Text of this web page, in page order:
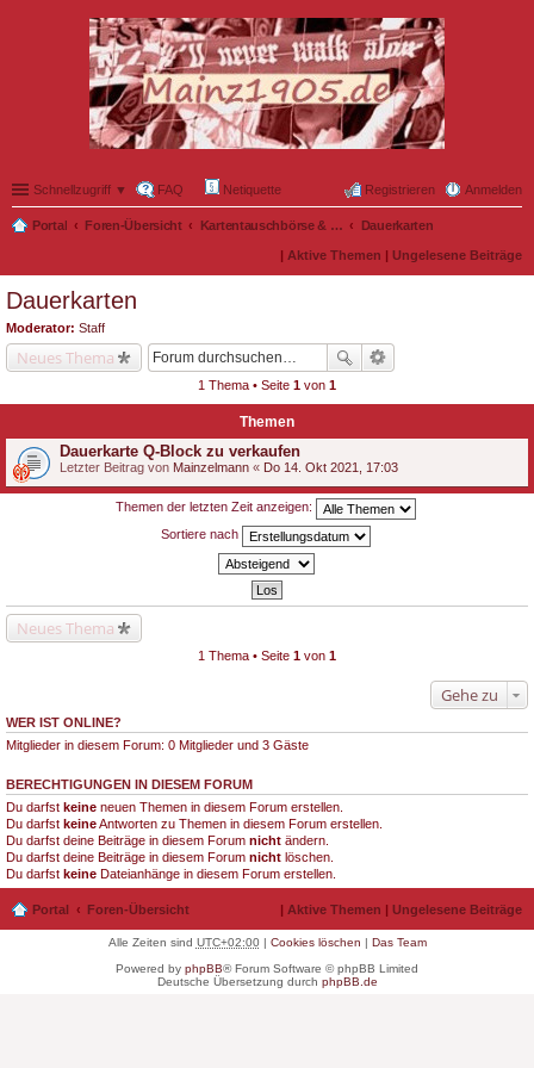
Schnellzugriff ▼ FAQ Netiquette Anmelden
Registrieren
Portal Foren-Übersicht Kartentauschbörse & Mitfahrgelegenheiten Dauerkarten
| Aktive Themen | Ungelesene Beiträge
Dauerkarten
Moderator: Staff
Neues Thema
1 Thema • Seite 1 von 1
Themen
Dauerkarte Q-Block zu verkaufen
Letzter Beitrag von Mainzelmann « Do 14. Okt 2021, 17:03
Themen der letzten Zeit anzeigen:
Sortiere nach
Neues Thema
1 Thema • Seite 1 von 1
Gehe zu
WER IST ONLINE?
Mitglieder in diesem Forum: 0 Mitglieder und 3 Gäste
BERECHTIGUNGEN IN DIESEM FORUM
Du darfst keine neuen Themen in diesem Forum erstellen.
Du darfst keineAntworten zu Themen in diesem Forum erstellen.
Du darfst deine Beiträge in diesem Forum nicht ändern.
Du darfst deine Beiträge in diesem Forum nicht löschen.
Du darfst keine Dateianhänge in diesem Forum erstellen.
Portal Foren-Übersicht | Aktive Themen | Ungelesene Beiträge
Alle Zeiten sind UTC+02:00| Cookies löschen | Das Team
Powered by phpBB® Forum Software © phpBB Limited
Deutsche Übersetzung durch phpBB.de